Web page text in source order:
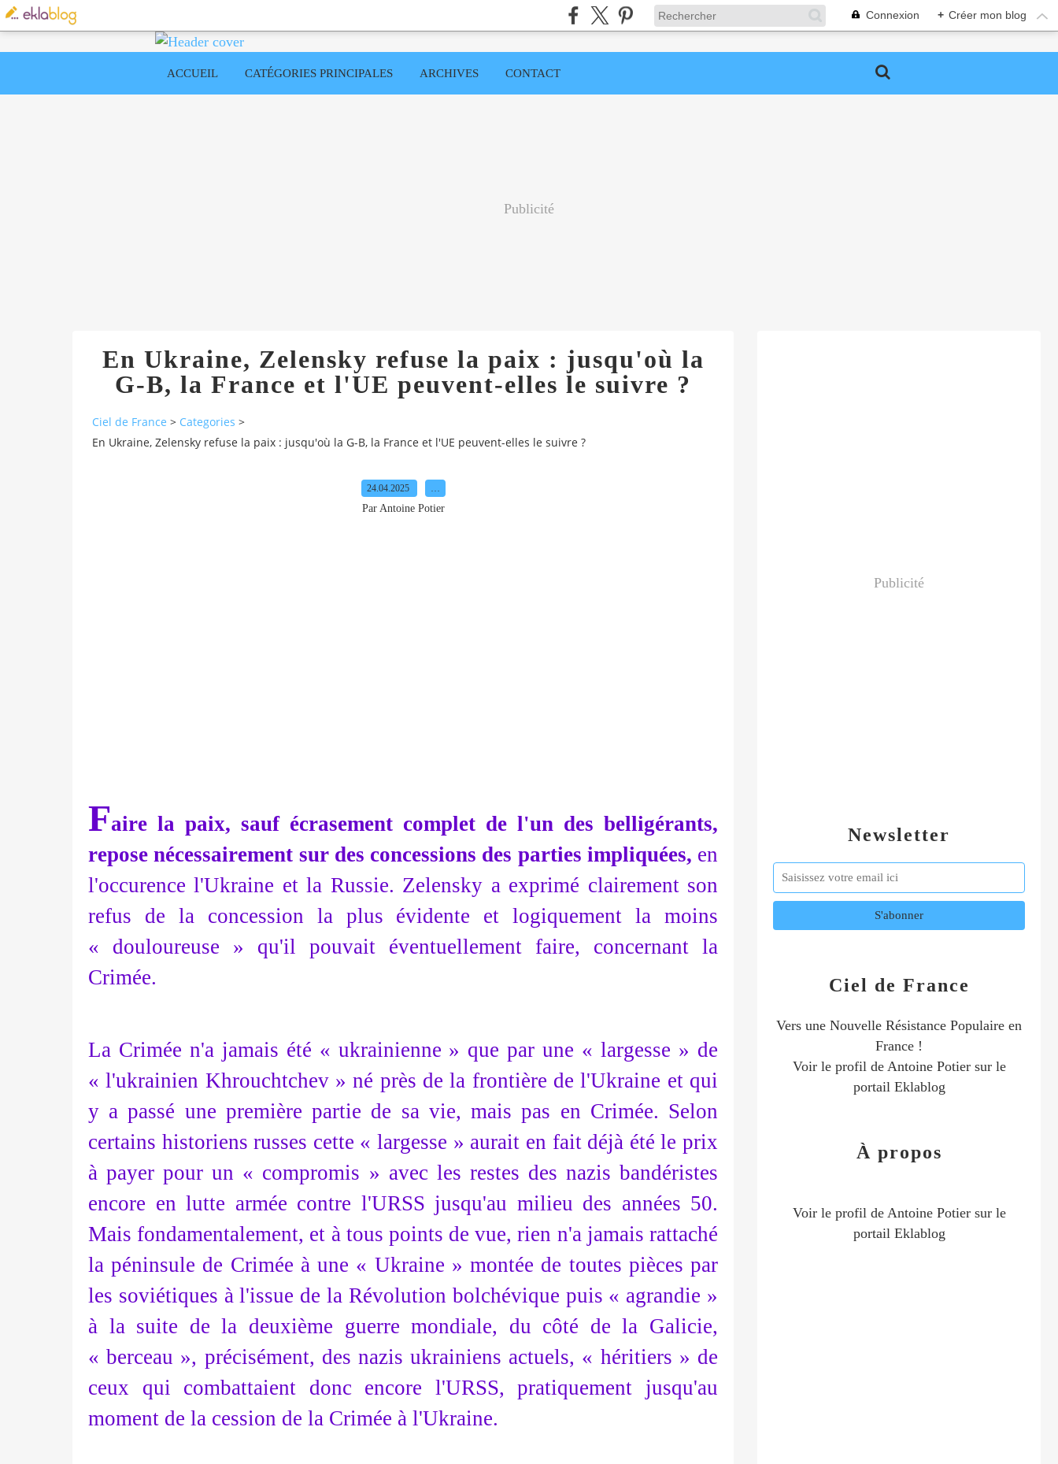
Connexion + Créer mon blog
ACCUEIL CATÉGORIES PRINCIPALES ARCHIVES CONTACT
Publicité
En Ukraine, Zelensky refuse la paix : jusqu'où la
G-B, la France et l'UE peuvent-elles le suivre ?
Ciel de France > Categories >
En Ukraine, Zelensky refuse la paix : jusqu'où la G-B, la France et l'UE peuvent-elles le suivre ?
24.04.2025
Par Antoine Potier
Faire la paix, sauf écrasement complet de l'un des belligérants,
repose nécessairement sur des concessions des parties impliquées, en
l'occurence l'Ukraine et la Russie. Zelensky a exprimé clairement son
refus de la concession la plus évidente et logiquement la moins
« douloureuse » qu'il pouvait éventuellement faire, concernant la
Crimée.
La Crimée n'a jamais été « ukrainienne » que par une « largesse » de
«l'ukrainien Khrouchtchev » né près de la frontière de l'Ukraine et qui
y a passé une première partie de sa vie, mais pas en Crimée. Selon
certains historiens russes cette « largesse » aurait en fait déjà été le prix
à payer pour un « compromis » avec les restes des nazis bandéristes
encore en lutte armée contre l'URSS jusqu'au milieu des années 50.
Mais fondamentalement, et à tous points de vue, rien n'a jamais rattaché
la péninsule de Crimée à une « Ukraine » montée de toutes pièces par
les soviétiques à l'issue de la Révolution bolchévique puis « agrandie »
à la suite de la deuxième guerre mondiale, du côté de la Galicie,
« berceau », précisément, des nazis ukrainiens actuels, « héritiers » de
ceux qui combattaient donc encore l'URSS, pratiquement jusqu'au
moment de la cession de la Crimée à l'Ukraine.
Newsletter
Publicité
Ciel de France
Vers une Nouvelle Résistance Populaire en
France !
Voir le profil de Antoine Potiersur le
portail Eklablog
À propos
Voir le profil de Antoine Potiersur le
portail Eklablog